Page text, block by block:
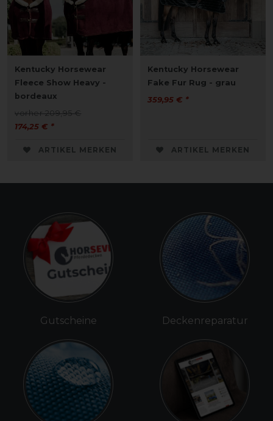
Kentucky Horsewear
Fleece Show Heavy -
bordeaux
vorher 209,95 €
174,25 € *
ARTIKEL MERKEN
Kentucky Horsewear
Fake Fur Rug - grau
359,95 € *
ARTIKEL MERKEN
Gutscheine Deckenreparatur